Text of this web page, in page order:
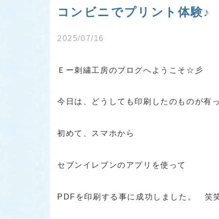
コンビニでプリント体験♪
2025/07/16
Ｅー刺繍工房のブログへようこそ☆彡
今日は、どうしても印刷したのものが有っ
初めて、スマホから
セブンイレブンのアプリを使って
PDFを印刷する事に成功しました。 笑